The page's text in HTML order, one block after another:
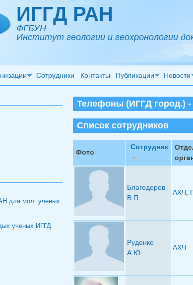
ИГГД РАН
ФГБУН
Институт геологии и геохронологии
Сотрудники Контакты Публикации Новости
Телефоны (ИГГД город.) -
Список сотрудников
Фото
Сотрудник
Благодеров
В.П.
АХЧ,
Руденко
А.Ю.
АХЧ
для мол. ученых
ученых ИГГД